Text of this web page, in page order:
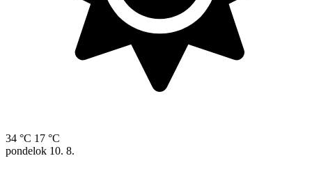
34 °C 17 °C
pondelok 10. 8.